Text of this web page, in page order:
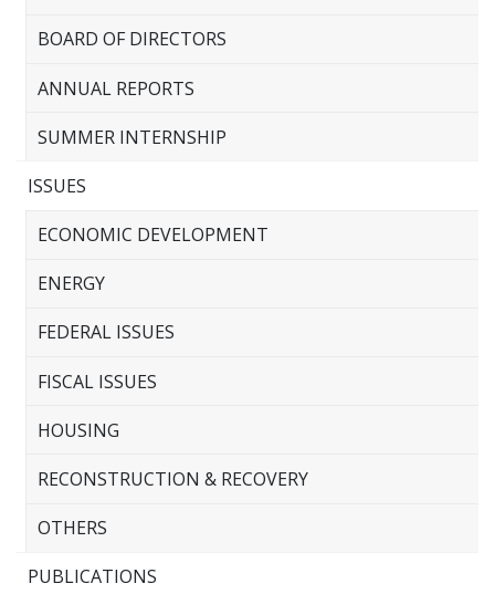
BOARD OF DIRECTORS
ANNUAL REPORTS
SUMMER INTERNSHIP
ISSUES
ECONOMIC DEVELOPMENT
ENERGY
FEDERAL ISSUES
FISCAL ISSUES
HOUSING
RECONSTRUCTION & RECOVERY
OTHERS
PUBLICATIONS